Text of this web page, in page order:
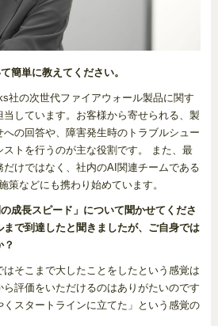
簡単に教えてください。
社の次世代ファイアウォール製品に関す
しています。お客様から寄せられる、製
の回答や、障害発生時のトラブルシュー
ストを行うのが主な役割です。 また、最
けではなく、社内のAI関連チームである
策などにも携わり始めています。
成長スピード」について聞かせてくださ
で到達したと聞きましたが、ご自身では
？
そこまで大したことをしたという感覚は
評価をいただけるのはありがたいのです
スタートラインに立てた」という感覚の